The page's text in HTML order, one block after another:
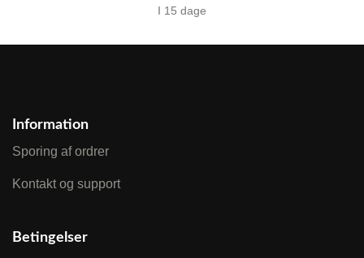
I 15 dage
Information
Sporing af ordrer
Kontakt og support
Betingelser